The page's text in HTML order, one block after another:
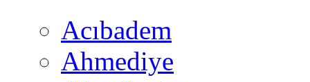
Acıbadem
Ahmediye